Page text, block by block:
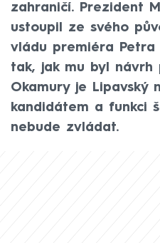
zahraničí. Prezident
ustoupil ze svého
vládu premiéra Petra
tak, jak mu byl návrh
Okamury je Lipavský
kandidátem a funkci
nebude zvládat.